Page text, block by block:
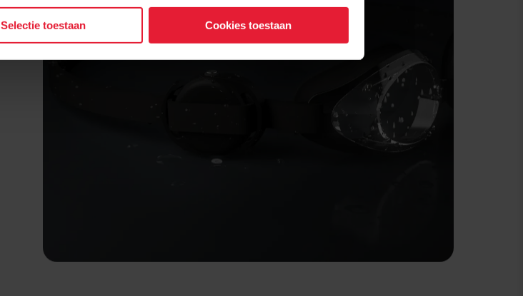
Selectie toestaan Cookies toestaan